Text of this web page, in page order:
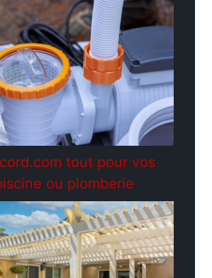
tout pour vos
ou plomberie